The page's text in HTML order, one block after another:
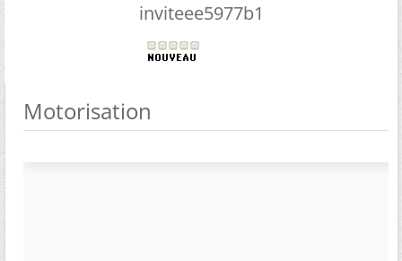
inviteee5977b1
Motorisation